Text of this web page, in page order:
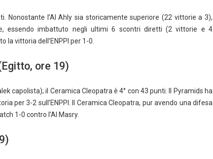
Nonostante l’Al Ahly sia storicamente superiore (22 vittorie a 3),
essendo imbattuto negli ultimi 6 scontri diretti (2 vittorie e 4
la vittoria dell’ENPPI per 1-0.
ore 19)
capolista); il Ceramica Cleopatra è 4° con 43 punti. Il Pyramids ha
per 3-2 sull’ENPPI. Il Ceramica Cleopatra, pur avendo una difesa
1-0 contro l’Al Masry.